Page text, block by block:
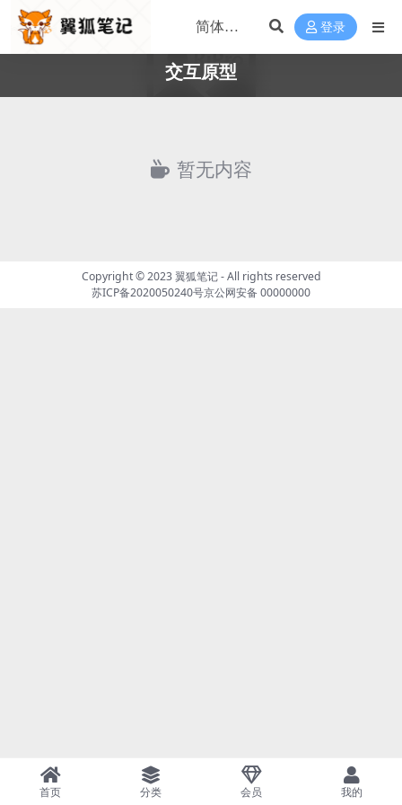
登录
交互原型
暂无内容
Copyright © 2023翼狐笔记- All rights reserved
苏ICP备2020050240号京公网安备 00000000
首页 分类 会员 我的